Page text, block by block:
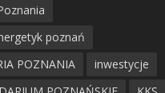
poznań
POZNANIA
inwestycje